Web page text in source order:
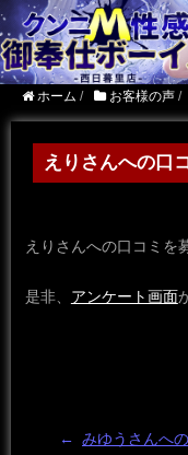
ホーム / お客様の声 /
えりさんへの口
えりさんへの口コミを
是非、 アンケート画面
← みゆうさんへ